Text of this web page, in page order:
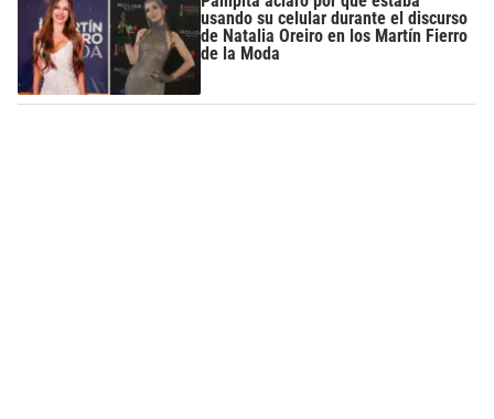
usando su celular durante el discurso
de Natalia Oreiro en los Martín Fierro
de la Moda